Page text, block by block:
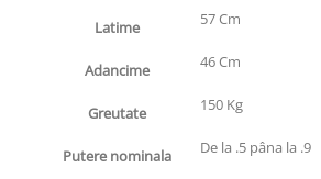
Latime 57 Cm
Adancime 46 Cm
Greutate 150 Kg
Putere nominala De la .5 pâna la .9